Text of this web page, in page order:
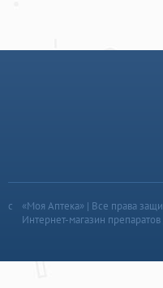
«Моя Аптека» | Все права
Интернет-магазин